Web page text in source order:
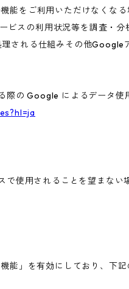
をご利用いただけなくなる
ビスの利用状況等を調査
される仕組みその他
際の Google によるデータ使
使用されることを望まな
能」を有効にしており、